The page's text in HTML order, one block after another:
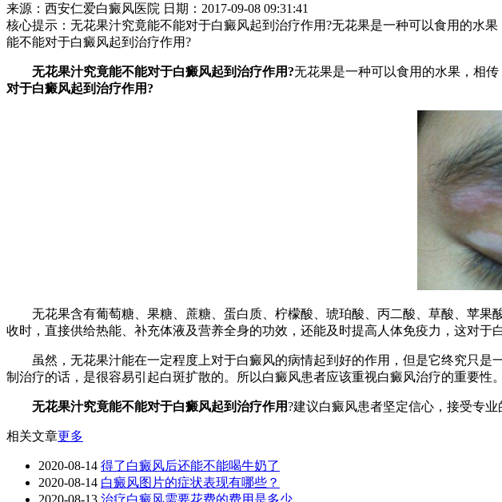
来源：西安仁爱白癜风医院 日期：2017-09-08 09:31:41
核心提示： 无花果汁究竟能不能对于白癜风起到治疗作用?无花果是一种可以食用的水
能不能对于白癜风起到治疗作用?
无花果汁究竟能不能对于白癜风起到治疗作用?无花果是一种可以食用的水果，相
对于白癜风起到治疗作用?
无花果含有葡萄糖、果糖、蔗糖、蛋白质、柠檬酸、琥珀酸、丙二酸、草酸、苹果
收时，直接供给热能、补充体液及营养全身的功效，还能及时提高人体免疫力，这对于
虽然，无花果汁能在一定程度上对于白癜风的病情起到好的作用，但是它终究只是
制治疗的话，是很容易引起白斑扩散的。所以白癜风患者应该重视白癜风治疗的重要性。
无花果汁究竟能不能对于白癜风起到治疗作用?建议白癜风患者坚定信心，接受专
相关文章更多
2020-08-14 得了白癜风后还能不能喝牛奶了
2020-08-14 白癜风图片的症状表现有哪些？
2020-08-13 治疗白癜风需要花费的费用是多少